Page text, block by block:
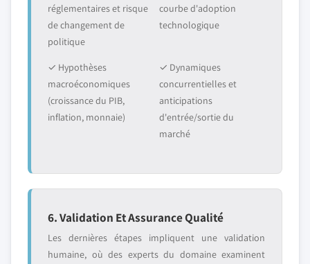
réglementaires et risque
de changement de
politique
courbe d'adoption
technologique
✓ Hypothèses
macroéconomiques
(croissance du PIB,
inflation, monnaie)
✓ Dynamiques
concurrentielles et
anticipations
d'entrée/sortie du
marché
6. Validation Et Assurance Qualité
Les dernières étapes impliquent une validation
humaine, où des experts du domaine examinent